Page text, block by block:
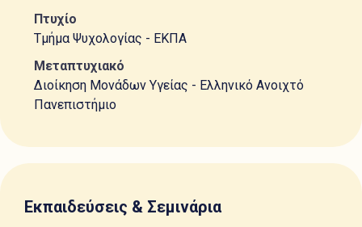
Πτυχίο
Τμήμα Ψυχολογίας - ΕΚΠΑ
Μεταπτυχιακό
Διοίκηση Μονάδων Υγείας - Ελληνικό Ανοιχτό
Πανεπιστήμιο
Εκπαιδεύσεις & Σεμινάρια